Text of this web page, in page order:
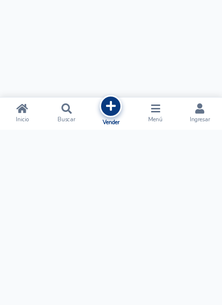
Inicio Buscar Vender Menú Ingresar